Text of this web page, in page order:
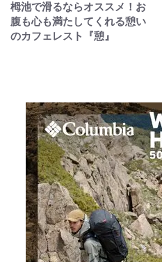
栂池で滑るならオススメ！お
腹も心も満たしてくれる憩い
のカフェレスト『憩』